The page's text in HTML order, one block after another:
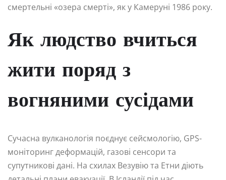
смертельні «озера смерті», як у Камеруні 1986 року.
Як людство вчиться
жити поряд з
вогняними сусідами
Сучасна вулканологія поєднує сейсмологію, GPS-
моніторинг деформацій, газові сенсори та
супутникові дані. На схилах Везувію та Етни діють